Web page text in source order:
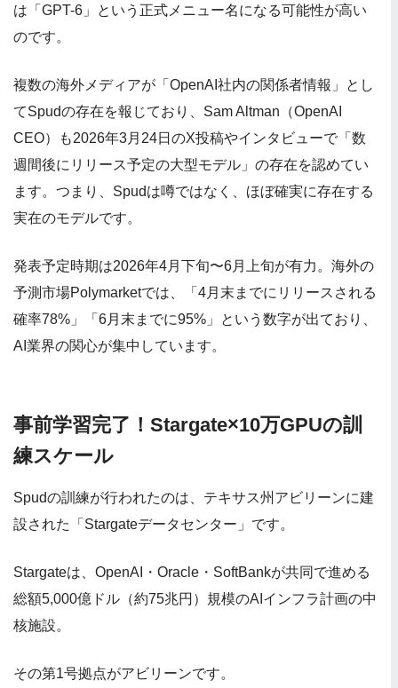
は「GPT-6」という正式メニュー名になる可能性が高い
のです。
複数の海外メディアが「OpenAI社内の関係者情報」とし
てSpudの存在を報じており、Sam Altman（OpenAI
CEO）も2026年3月24日のX投稿やインタビューで「数
週間後にリリース予定の大型モデル」の存在を認めてい
ます。つまり、Spudは噂ではなく、ほぼ確実に存在する
実在のモデルです。
発表予定時期は2026年4月下旬〜6月上旬が有力。海外の
予測市場Polymarketでは、「4月末までにリリースされる
確率78%」「6月末までに95%」という数字が出ており、
AI業界の関心が集中しています。
事前学習完了！Stargate×10万GPUの訓
練スケール
Spudの訓練が行われたのは、テキサス州アビリーンに建
設された「Stargateデータセンター」です。
Stargateは、OpenAI・Oracle・SoftBankが共同で進める
総額5,000億ドル（約75兆円）規模のAIインフラ計画の中
核施設。
その第1号拠点がアビリーンです。